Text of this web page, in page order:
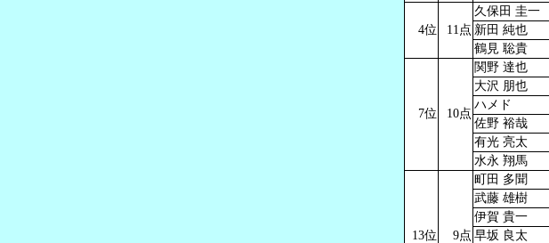
4位 11点
久保田 圭一
新田 純也
鶴見 聡貴
7位 10点
関野 達也
大沢 朋也
ハメド
佐野 裕哉
有光 亮太
水永 翔馬
13位 9点
町田 多聞
武藤 雄樹
伊賀 貴一
早坂 良太